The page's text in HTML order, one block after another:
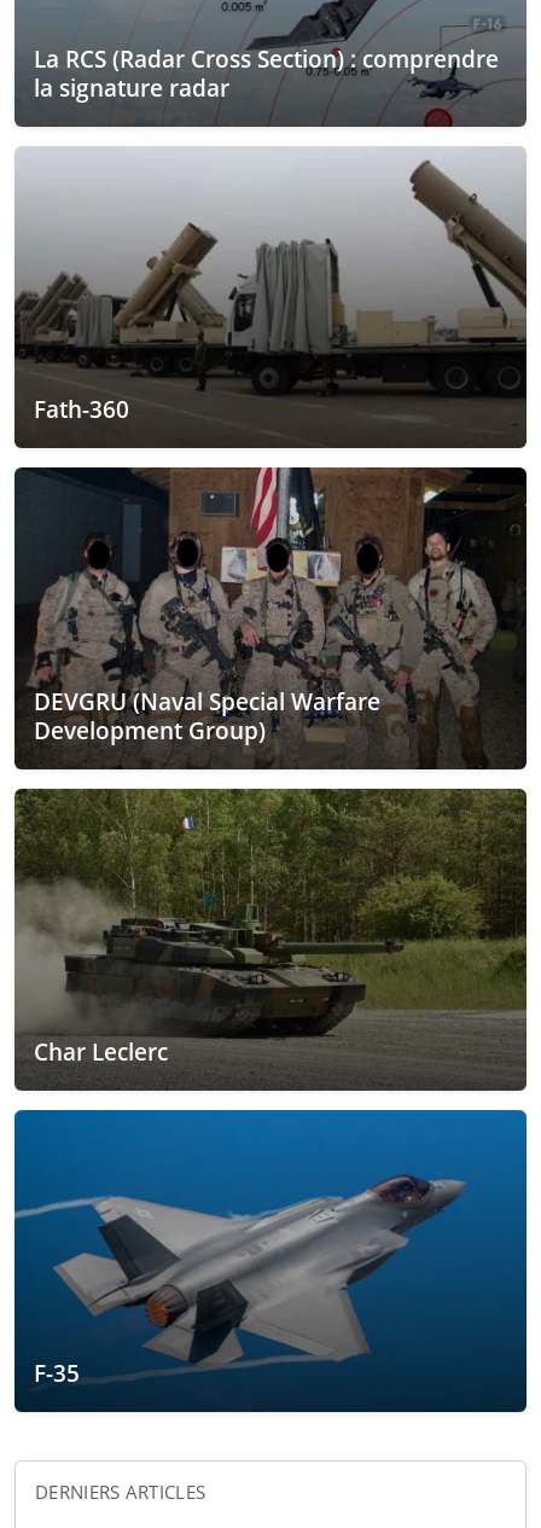
La RCS (Radar Cross Section) : comprendre
la signature radar
Fath-360
DEVGRU (Naval Special Warfare
Development Group)
Char Leclerc
F-35
DERNIERS ARTICLES